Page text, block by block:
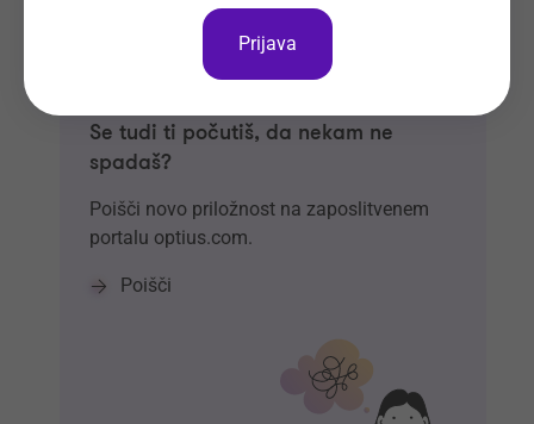
Se tudi ti počutiš, da nekam ne
spadaš?
Poišči novo priložnost na zaposlitvenem
portalu optius.com.
Poišči
Prijava